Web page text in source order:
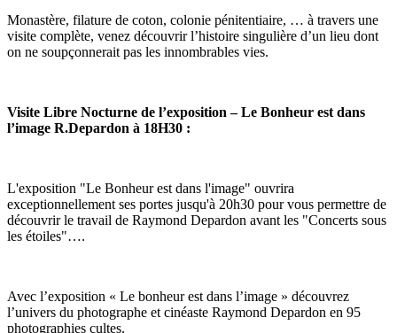
Monastère, filature de coton, colonie pénitentiaire, … à travers une
visite complète, venez découvrir l’histoire singulière d’un lieu dont
on ne soupçonnerait pas les innombrables vies.
Visite Libre Nocturne de l’exposition – Le Bonheur est dans
l’image R.Depardon à 18H30 :
L'exposition "Le Bonheur est dans l'image" ouvrira
exceptionnellement ses portes jusqu'à 20h30 pour vous permettre de
découvrir le travail de Raymond Depardon avant les "Concerts sous
les étoiles"….
Avec l’exposition « Le bonheur est dans l’image » découvrez
l’univers du photographe et cinéaste Raymond Depardon en 95
photographies cultes.